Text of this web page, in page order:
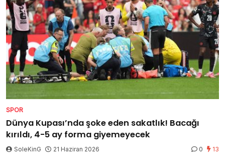
SPOR
Dünya Kupası’nda şoke eden sakatlık! Bacağı
kırıldı, 4-5 ay forma giyemeyecek
SoleKinG 21 Haziran 2026 0 13